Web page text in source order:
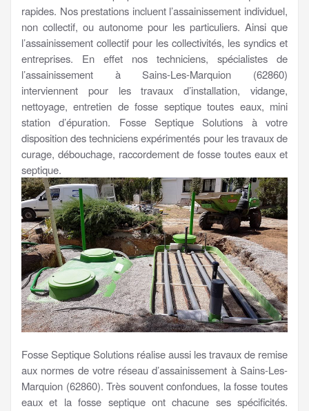
rapides. Nos prestations incluent l’assainissement individuel,
non collectif, ou autonome pour les particuliers. Ainsi que
l’assainissement collectif pour les collectivités, les syndics et
entreprises. En effet nos techniciens, spécialistes de
l’assainissement à Sains-Les-Marquion (62860)
interviennent pour les travaux d’installation, vidange,
nettoyage, entretien de fosse septique toutes eaux, mini
station d’épuration. Fosse Septique Solutions à votre
disposition des techniciens expérimentés pour les travaux de
curage, débouchage, raccordement de fosse toutes eaux et
septique.
Fosse Septique Solutions réalise aussi les travaux de remise
aux normes de votre réseau d’assainissement à Sains-Les-
Marquion (62860). Très souvent confondues, la fosse toutes
eaux et la fosse septique ont chacune ses spécificités.